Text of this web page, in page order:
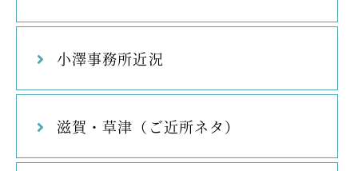
小澤事務所近況
滋賀・草津（ご近所ネタ）